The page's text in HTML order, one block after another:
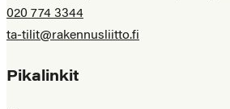
020 774 3344
ta-tilit@rakennusliitto.fi
Pikalinkit